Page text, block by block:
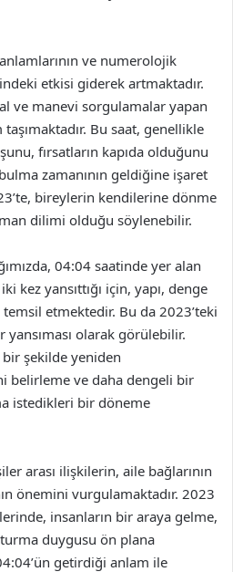
ve numerolojik
etkisi giderek artmaktadır.
ve manevi sorgulamalar yapan
Bu saat, genellikle
fırsatların kapıda olduğunu
zamanının geldiğine işaret
bireylerin kendilerine dönme
dilimi olduğu söylenebilir.
04:04 saatinde yer alan
kez yansıttığı için, yapı, denge
etmektedir. Bu da 2023’teki
olarak görülebilir.
bir şekilde yeniden
belirleme ve daha dengeli bir
istedikleri bir döneme
arası ilişkilerin, aile bağlarının
önemini vurgulamaktadır. 2023
insanların bir araya gelme,
duygusu ön plana
getirdiği anlam ile